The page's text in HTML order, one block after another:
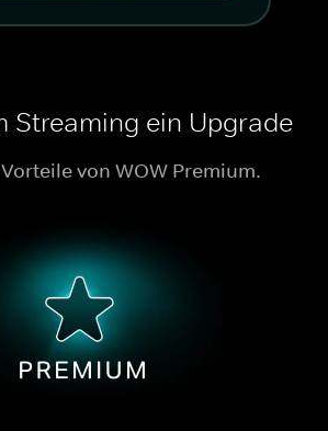
Streaming ein Upgrade
von WOW Premium.